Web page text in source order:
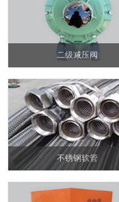
二级减压阀
不锈钢软管